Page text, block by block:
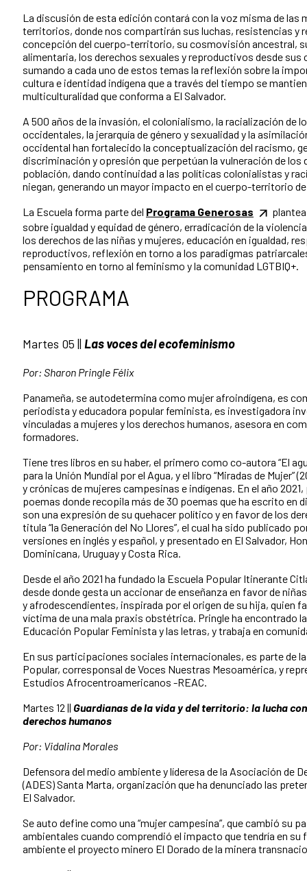
La discusión de esta edición contará con la voz misma de las
territorios, donde nos compartirán sus luchas, resistencias y
concepción del cuerpo-territorio, su cosmovisión ancestral,
alimentaria, los derechos sexuales y reproductivos desde
sumando a cada uno de estos temas la reflexión sobre la
cultura e identidad indígena que a través del tiempo se
multiculturalidad que conforma a El Salvador.
A 500 años de la invasión, el colonialismo, la racialización de
occidentales, la jerarquía de género y sexualidad y la
occidental han fortalecido la conceptualización del racismo,
discriminación y opresión que perpetúan la vulneración de los
población, dando continuidad a las políticas colonialistas y
niegan, generando un mayor impacto en el cuerpo-territorio
La Escuela forma parte del Programa Generosas
sobre igualdad y equidad de género, erradicación de la
los derechos de las niñas y mujeres, educación en igualdad,
reproductivos, reflexión en torno a los paradigmas
pensamiento en torno al feminismo y la comunidad LGTBIQ+.
PROGRAMA
Martes 05 || Las voces del ecofeminismo
Por: Sharon Pringle Félix
Panameña, se autodetermina como mujer afroindígena, es
periodista y educadora popular feminista, es investigadora
vinculadas a mujeres y los derechos humanos, asesora en
formadores.
Tiene tres libros en su haber, el primero como co-autora “El
para la Unión Mundial por el Agua, y el libro “Miradas de Mujer”
y crónicas de mujeres campesinas e indígenas. En el año
poemas donde recopila más de 30 poemas que ha escrito en
son una expresión de su quehacer político y en favor de los
titula “la Generación del No Llores”, el cual ha sido publicado
versiones en inglés y español, y presentado en El Salvador,
Dominicana, Uruguay y Costa Rica.
Desde el año 2021 ha fundado la Escuela Popular Itinerante
desde donde gesta un accionar de enseñanza en favor de
y afrodescendientes, inspirada por el origen de su hija, quien
víctima de una mala praxis obstétrica. Pringle ha encontrado
Educación Popular Feminista y las letras, y trabaja en
En sus participaciones sociales internacionales, es parte de
Popular, corresponsal de Voces Nuestras Mesoamérica, y
Estudios Afrocentroamericanos -REAC.
Martes 12 || Guardianas de la vida y del territorio: la lucha
derechos humanos
Por: Vidalina Morales
Defensora del medio ambiente y líderesa de la Asociación de
(ADES) Santa Marta, organización que ha denunciado las
El Salvador.
Se auto define como una “mujer campesina”, que cambió su
ambientales cuando comprendió el impacto que tendría en su
ambiente el proyecto minero El Dorado de la minera